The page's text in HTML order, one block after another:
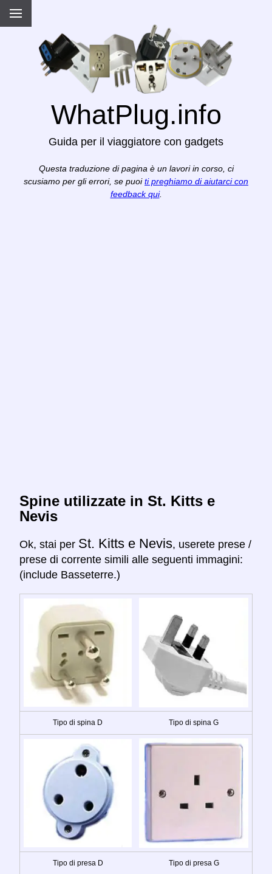
WhatPlug.info
Guida per il viaggiatore con gadgets
Questa traduzione di pagina è un lavori in corso, ci
scusiamo per gli errori, se puoi ti preghiamo di aiutarci con
feedback qui.
Spine utilizzate in St. Kitts e
Nevis
Ok, stai per St. Kitts e Nevis, userete prese /
prese di corrente simili alle seguenti immagini:
(include Basseterre.)
Tipo di spina D Tipo di spina G
Tipo di presa D Tipo di presa G